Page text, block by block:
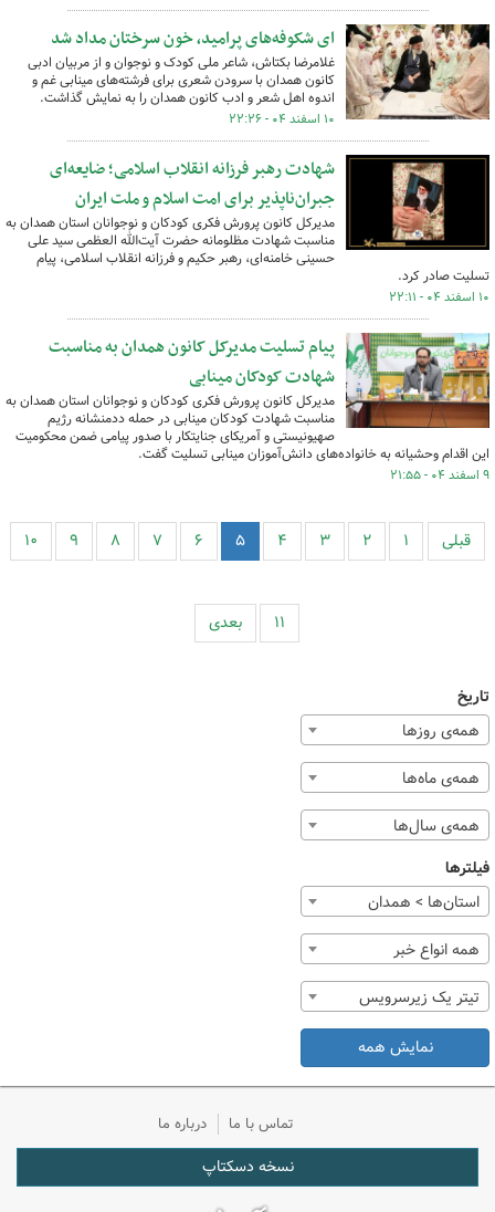
ای شکوفه‌های پرامید، خون سرختان مداد شد
غلامرضا بکتاش، شاعر ملی کودک و نوجوان و از مربیان ادبی
کانون همدان با سرودن شعری برای فرشته‌های مینابی غم و
اندوه اهل شعر و ادب کانون همدان را به نمایش گذاشت.
۱۰ اسفند ۰۴ - ۲۲:۲۶
شهادت رهبر فرزانه انقلاب اسلامی؛ ضایعه‌ای
جبران‌ناپذیر برای امت اسلام و ملت ایران
مدیرکل کانون پرورش فکری کودکان و نوجوانان استان همدان به
مناسبت شهادت مظلومانه حضرت آیت‌الله العظمی سید علی
حسینی خامنه‌ای، رهبر حکیم و فرزانه انقلاب اسلامی، پیام
تسلیت صادر کرد.
۱۰ اسفند ۰۴ - ۲۲:۱۱
پیام تسلیت مدیرکل کانون همدان به مناسبت
شهادت کودکان مینابی
مدیرکل کانون پرورش فکری کودکان و نوجوانان استان همدان به
مناسبت شهادت کودکان مینابی در حمله ددمنشانه رژیم
صهیونیستی و آمریکای جنایتکار با صدور پیامی ضمن محکومیت
این اقدام وحشیانه به خانواده‌های دانش‌آموزان مینابی تسلیت گفت.
۹ اسفند ۰۴ - ۲۱:۵۵
قبلی ۱ ۲ ۳ ۴ ۵ ۶ ۷ ۸ ۹ ۱۰
۱۱ بعدی
تاریخ
همه‌ی روزها
همه‌ی ماه‌ها
همه‌ی سال‌ها
فیلترها
استان‌ها > همدان
همه انواع خبر
تیتر یک زیرسرویس
نمایش همه
تماس با ما درباره ما
نسخه دسکتاپ